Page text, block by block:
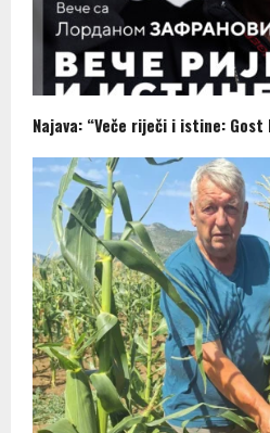
Najava: “Veče riječi i istine: Gost